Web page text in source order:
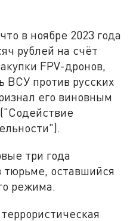
в ноябре 2023 года
рублей на счёт
FPV-дронов,
ВСУ против русских
его виновным
три года
оставшийся
режима.